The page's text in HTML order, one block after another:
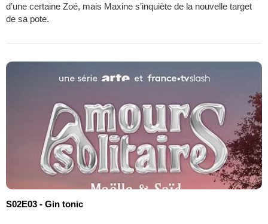
d’une certaine Zoé, mais Maxine s’inquiète de la nouvelle target
de sa pote.
S02E03 - Gin tonic